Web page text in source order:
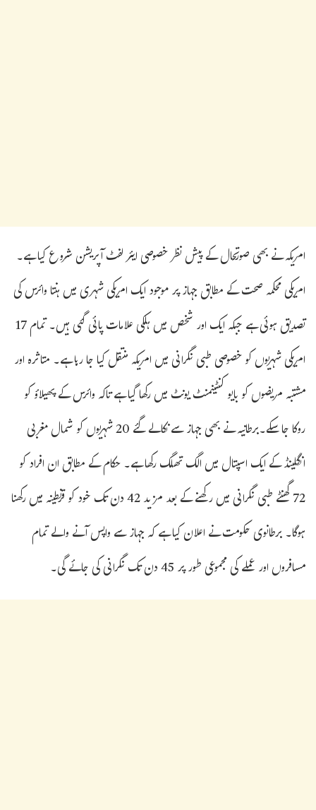
امریکہ نے بھی صورتحال کے پیش نظر خصوصی ایئر لفٹ آپریشن شروع کیا ہے۔
امریکی محکمہ صحت کے مطابق جہاز پر موجود ایک امریکی شہری میں ہنتا وائرس کی
تصدیق ہوئی ہے جبکہ ایک اور شخص میں ہلکی علامات پائی گئی ہیں۔ تمام 17
امریکی شہریوں کو خصوصی طبی نگرانی میں امریکہ منتقل کیا جا رہا ہے۔ متاثرہ اور
مشتبہ مریضوں کو بایو کنٹینمنٹ یونٹ میں رکھا گیا ہے تاکہ وائرس کے پھیلاؤ کو
روکا جا سکے۔برطانیہ نے بھی جہاز سے نکالے گئے 20 شہریوں کو شمال مغربی
انگلینڈ کے ایک اسپتال میں الگ تھلگ رکھا ہے۔ حکام کے مطابق ان افراد کو
72 گھنٹے طبی نگرانی میں رکھنے کے بعد مزید 42 دن تک خود کو قرنطینہ میں رکھنا
ہوگا۔ برطانوی حکومت نے اعلان کیا ہے کہ جہاز سے واپس آنے والے تمام
مسافروں اور عملے کی مجموعی طور پر 45 دن تک نگرانی کی جائے گی۔